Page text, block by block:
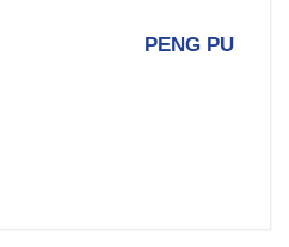
PENG PU